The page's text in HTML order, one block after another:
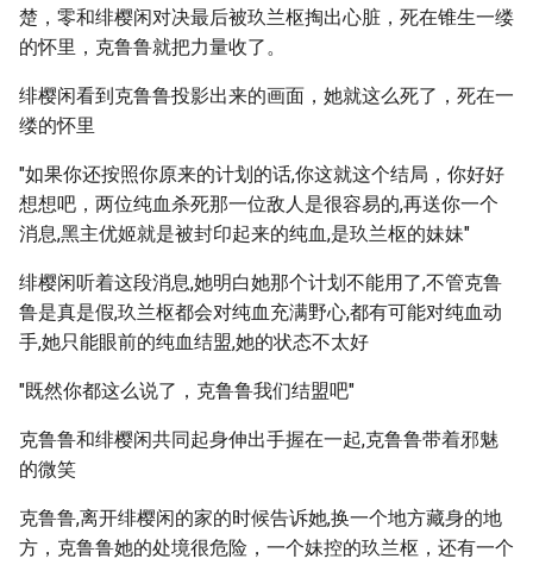
楚，零和绯樱闲对决最后被玖兰枢掏出心脏，死在锥生一缕
的怀里，克鲁鲁就把力量收了。
绯樱闲看到克鲁鲁投影出来的画面，她就这么死了，死在一
缕的怀里
"如果你还按照你原来的计划的话,你这就这个结局，你好好
想想吧，两位纯血杀死那一位敌人是很容易的,再送你一个
消息,黑主优姬就是被封印起来的纯血,是玖兰枢的妹妹"
绯樱闲听着这段消息,她明白她那个计划不能用了,不管克鲁
鲁是真是假,玖兰枢都会对纯血充满野心,都有可能对纯血动
手,她只能眼前的纯血结盟,她的状态不太好
"既然你都这么说了，克鲁鲁我们结盟吧"
克鲁鲁和绯樱闲共同起身伸出手握在一起,克鲁鲁带着邪魅
的微笑
克鲁鲁,离开绯樱闲的家的时候告诉她,换一个地方藏身的地
方，克鲁鲁她的处境很危险，一个妹控的玖兰枢，还有一个